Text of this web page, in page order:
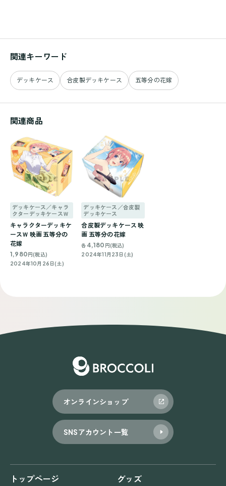
関連キーワード
デッキケース 合皮製デッキケース 五等分の花嫁
関連商品
デッキケース／キャラ
クターデッキケースＷ
キャラクターデッキケ
ースＷ 映画 五等分の
花嫁
1,980円(税込)
2024年10月26日(土)
デッキケース／合皮製
デッキケース
合皮製デッキケース 映
画 五等分の花嫁
各 4,180 円(税込)
2024年11月23日(土)
オンラインショップ
SNSアカウント一覧
トップページ グッズ